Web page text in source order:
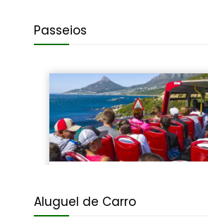
Passeios
Aluguel de Carro